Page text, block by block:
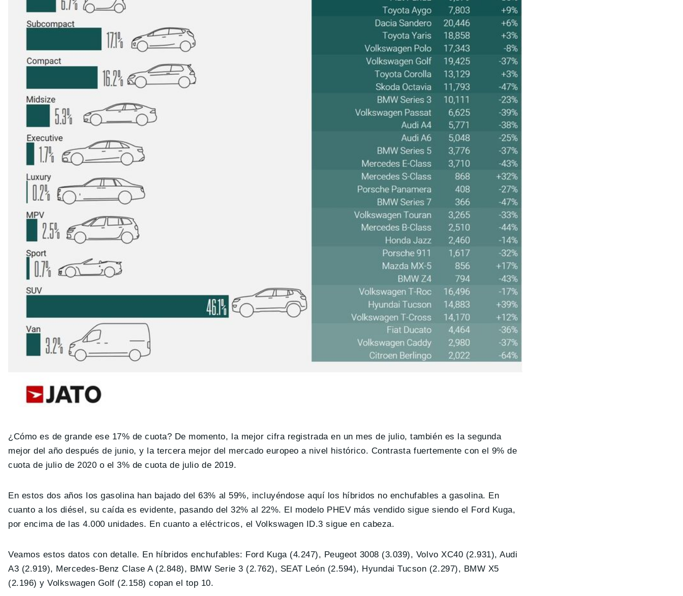
¿Cómo es de grande ese 17% de cuota? De momento, la mejor cifra registrada en un mes de julio, también es la segunda
mejor del año después de junio, y la tercera mejor del mercado europeo a nivel histórico. Contrasta fuertemente con el 9% de
cuota de julio de 2020 o el 3% de cuota de julio de 2019.
En estos dos años los gasolina han bajado del 63% al 59%, incluyéndose aquí los híbridos no enchufables a gasolina. En
cuanto a los diésel, su caída es evidente, pasando del 32% al 22%. El modelo PHEV más vendido sigue siendo el Ford Kuga,
por encima de las 4.000 unidades. En cuanto a eléctricos, el Volkswagen ID.3 sigue en cabeza.
Veamos estos datos con detalle. En híbridos enchufables: Ford Kuga (4.247), Peugeot 3008 (3.039), Volvo XC40 (2.931), Audi
A3 (2.919), Mercedes-Benz Clase A (2.848), BMW Serie 3 (2.762), SEAT León (2.594), Hyundai Tucson (2.297), BMW X5
(2.196) y Volkswagen Golf (2.158) copan el top 10.